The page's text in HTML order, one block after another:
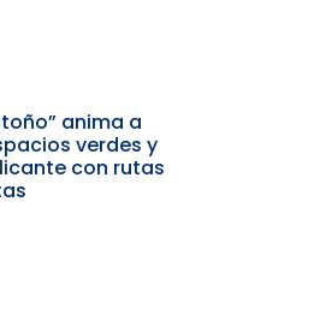
anima a
verdes y
con rutas